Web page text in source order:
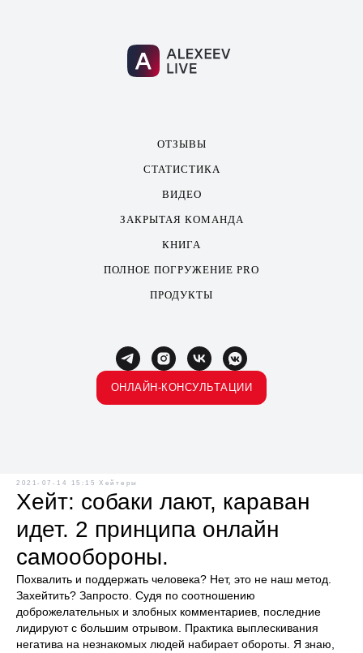
ОТЗЫВЫ
СТАТИСТИКА
ВИДЕО
ЗАКРЫТАЯ КОМАНДА
КНИГА
ПОЛНОЕ ПОГРУЖЕНИЕ PRO
ПРОДУКТЫ
ОНЛАЙН-КОНСУЛЬТАЦИИ
2021-07-14 15:15 Хейтеры
Хейт: собаки лают, караван
идет. 2 принципа онлайн
самообороны.
Похвалить и поддержать человека? Нет, это не наш метод.
Захейтить? Запросто. Судя по соотношению
доброжелательных и злобных комментариев, последние
лидируют с большим отрывом. Практика выплескивания
негатива на незнакомых людей набирает обороты. Я знаю,